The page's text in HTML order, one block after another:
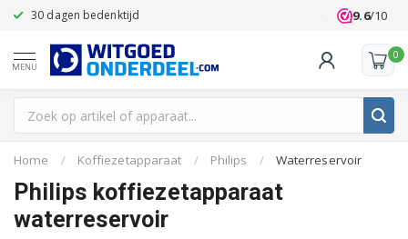
30 dagen bedenktijd Klanten
9.6/10
MENU
0
Home / Koffiezetapparaat / Philips / Waterreservoir
Philips koffiezetapparaat
waterreservoir